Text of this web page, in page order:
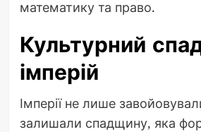
математику та право.
Культурний
імперій
Імперії не лише
залишали спадщину, яка